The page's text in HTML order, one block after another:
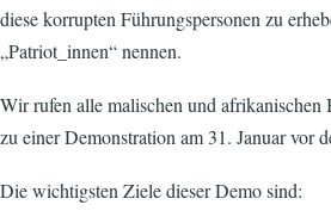
diese korrupten Führungspersonen zu
„Patriot_innen“ nennen.
Wir rufen alle malischen und afrikanischen
zu einer Demonstration am 31. Januar vor
Die wichtigsten Ziele dieser Demo sind: